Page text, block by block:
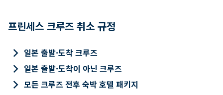
프린세스 크루즈 취소 규정
keyboard_arrow_right 일본 출발·도착 크루즈
keyboard_arrow_right 일본 출발·도착이 아닌 크루즈
keyboard_arrow_right 모든 크루즈 전후 숙박 호텔 패키지